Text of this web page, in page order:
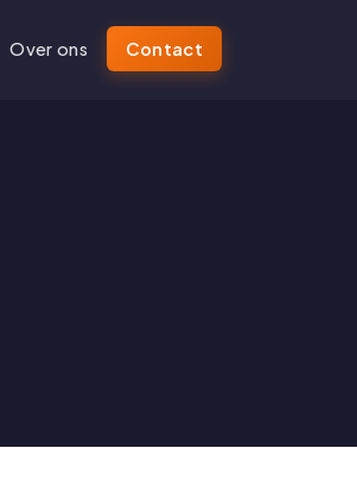
Over ons Contact